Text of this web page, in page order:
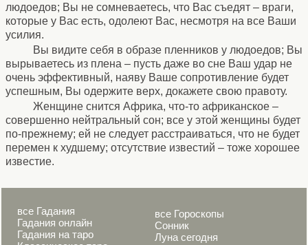
людоедов; Вы не сомневаетесь, что Вас съедят – враги,
которые у Вас есть, одолеют Вас, несмотря на все Ваши
усилия.
Вы видите себя в образе пленников у людоедов; Вы
вырываетесь из плена – пусть даже во сне Ваш удар не
очень эффективный, наяву Ваше сопротивление будет
успешным, Вы одержите верх, докажете свою правоту.
Женщине снится Африка, что-то африканское –
совершенно нейтральный сон; все у этой женщины будет
по-прежнему; ей не следует расстраиваться, что не будет
перемен к худшему; отсутствие известий – тоже хорошее
известие.
все Гадания
Гадания онлайн
Гадания на таро
все Гороскопы
Сонник
Луна сегодня